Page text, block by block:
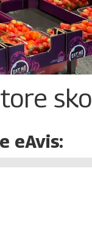
sko
eAvis: